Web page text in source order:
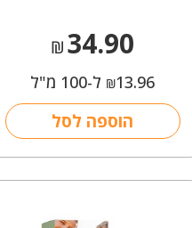
₪34.90
₪13.96 ל-100 מ"ל
הוספה לסל